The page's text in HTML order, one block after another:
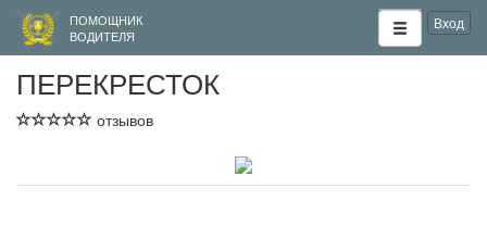
ПОМОЩНИК
ВОДИТЕЛЯ
Вход
ПЕРЕКРЕСТОК
отзывов